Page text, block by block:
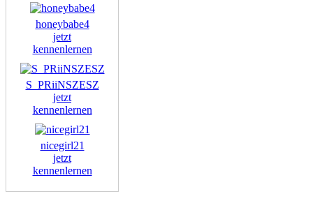
honeybabe4
jetzt
kennenlernen
S_PRiiNSZESZ
jetzt
kennenlernen
nicegirl21
jetzt
kennenlernen